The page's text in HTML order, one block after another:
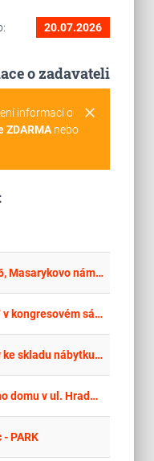
20.07.2026
o zadavateli
clear
informací o
ZDARMAnebo
Úsporná opatření objekt č.p. 26, Masarykovo náměstí, Ostrava
VZ_009_26 „Rekonstrukce VZT v kongresovém sále
Rekonstrukce příjezdové cesty ke skladu nábytku včetně prací spojených se zabezpečením a modernizací bezpečnostního systému
Stavební úpravy lodžií bytového domu v ul. Hradební č.p. 13, Rokycany
PARK